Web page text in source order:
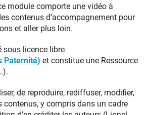
module comporte une vidéo à
contenus d’accompagnement pour
et aller plus loin.
sous licence libre
Paternité) et constitue une Ressource
de reproduire, rediffuser, modifier,
contenus, y compris dans un cadre